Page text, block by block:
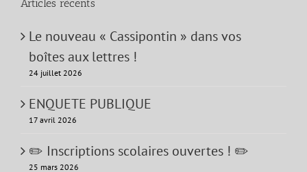
Articles récents
Le nouveau « Cassipontin » dans vos
boîtes aux lettres !
24 juillet 2026
ENQUETE PUBLIQUE
17 avril 2026
✏️ Inscriptions scolaires ouvertes ! ✏️
25 mars 2026